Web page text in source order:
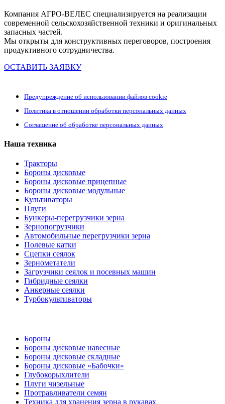
Компания АГРО-ВЕЛЕС специализируется на реализации
современной сельскохозяйственной техники и оригинальных
запасных частей.
Мы открыты для конструктивных переговоров, построения
продуктивного сотрудничества.
ОСТАВИТЬ ЗАЯВКУ
Предупреждение об использовании файлов cookie
Политика в отношении обработки персональных данных
Соглашение об обработке персональных данных
Наша техника
Тракторы
Бороны дисковые
Бороны дисковые прицепные
Бороны дисковые модульные
Культиваторы
Плуги
Бункеры-перегрузчики зерна
Зернопогрузчики
Автомобильные перегрузчики зерна
Полевые катки
Сцепки сеялок
Зернометатели
Загрузчики сеялок и посевных машин
Гибридные сеялки
Анкерные сеялки
Турбокультиваторы
Бороны
Бороны дисковые навесные
Бороны дисковые складные
Бороны дисковые «Бабочки»
Глубокорыхлители
Плуги чизельные
Протравливатели семян
Техника для хранения зерна в рукавах